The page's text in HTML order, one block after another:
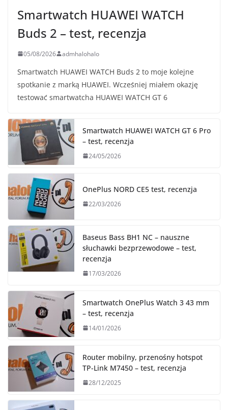
Smartwatch HUAWEI WATCH
Buds 2 – test, recenzja
05/08/2026 admhalohalo
Smartwatch HUAWEI WATCH Buds 2 to moje kolejne
spotkanie z marką HUAWEI. Wcześniej miałem okazję
testować smartwatcha HUAWEI WATCH GT 6
Smartwatch HUAWEI WATCH GT 6 Pro
– test, recenzja
24/05/2026
OnePlus NORD CE5 test, recenzja
22/03/2026
Baseus Bass BH1 NC – nauszne
słuchawki bezprzewodowe – test,
recenzja
17/03/2026
Smartwatch OnePlus Watch 3 43 mm
– test, recenzja
14/01/2026
Router mobilny, przenośny hotspot
TP-Link M7450 – test, recenzja
28/12/2025